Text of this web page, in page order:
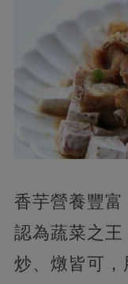
香芋營養豐富
認為蔬菜之王
炒、燉皆可